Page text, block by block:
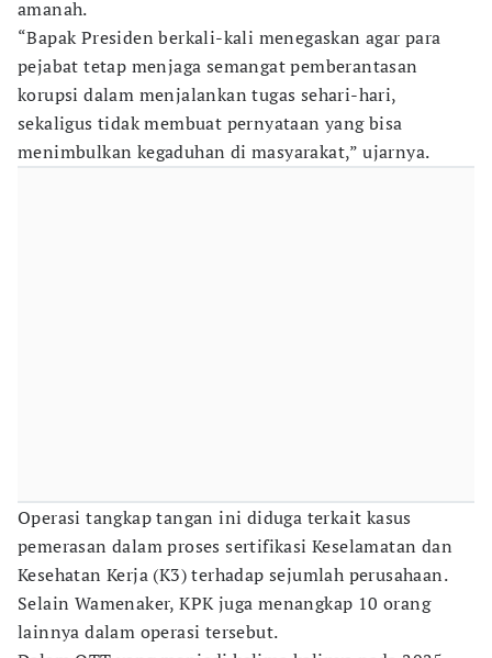
amanah.
“Bapak Presiden berkali-kali menegaskan agar para
pejabat tetap menjaga semangat pemberantasan
korupsi dalam menjalankan tugas sehari-hari,
sekaligus tidak membuat pernyataan yang bisa
menimbulkan kegaduhan di masyarakat,” ujarnya.
Operasi tangkap tangan ini diduga terkait kasus
pemerasan dalam proses sertifikasi Keselamatan dan
Kesehatan Kerja (K3) terhadap sejumlah perusahaan.
Selain Wamenaker, KPK juga menangkap 10 orang
lainnya dalam operasi tersebut.